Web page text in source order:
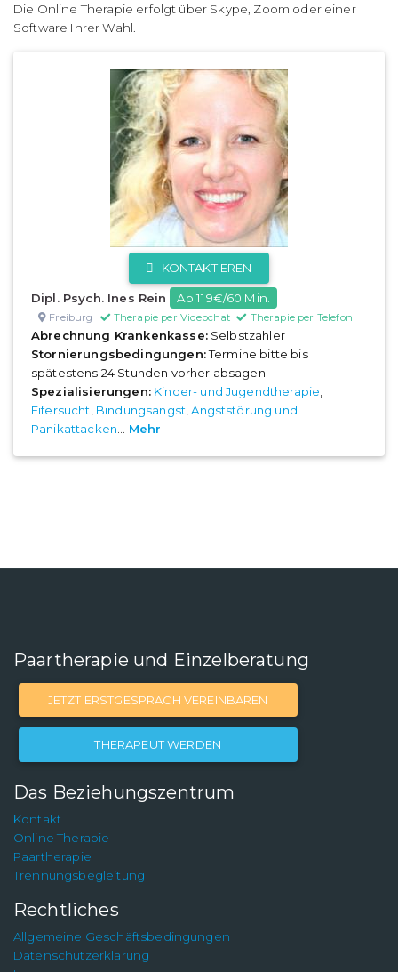
Die Online Therapie erfolgt über Skype, Zoom oder einer
Software Ihrer Wahl.
KONTAKTIEREN
Dipl. Psych. Ines Rein Ab 119€/60 Min.
Freiburg Therapie per Videochat Therapie per Telefon
Abrechnung Krankenkasse:Selbstzahler
Stornierungsbedingungen:Termine bitte bis
spätestens 24 Stunden vorher absagen
Spezialisierungen: Kinder- und Jugendtherapie
Eifersucht Bindungsangst ,Angststörung und
Panikattacken
Mehr
Paartherapie und Einzelberatung
JETZT ERSTGESPRÄCH VEREINBAREN
THERAPEUT WERDEN
Das Beziehungszentrum
Kontakt
Online Therapie
Paartherapie
Trennungsbegleitung
Rechtliches
Allgemeine Geschäftsbedingungen
Datenschutzerklärung